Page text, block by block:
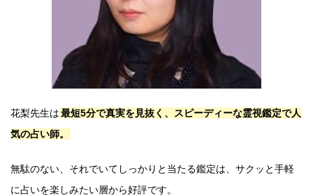
花梨先生は最短5分で真実を見抜く、スピーディーな霊視鑑定で人
気の占い師。
無駄のない、それでいてしっかりと当たる鑑定は、サクッと手軽
に占いを楽しみたい層から好評です。